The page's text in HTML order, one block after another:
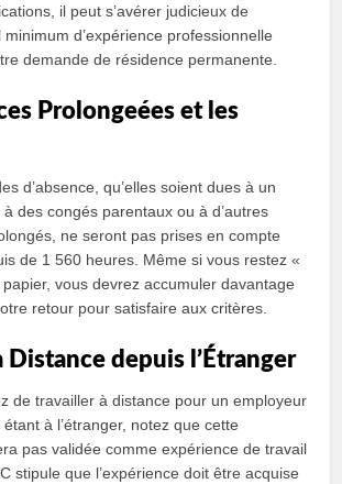
il peut s’avérer judicieux de
d’expérience professionnelle
demande de résidence permanente.
Prolongeées et les
d’absence, qu’elles soient dues à un
des congés parentaux ou à d’autres
ne seront pas prises en compte
de 1 560 heures. Même si vous restez «
vous devrez accumuler davantage
retour pour satisfaire aux critères.
Distance depuis l’Étranger
de travailler à distance pour un employeur
à l’étranger, notez que cette
pas validée comme expérience de travail
stipule que l’expérience doit être acquise